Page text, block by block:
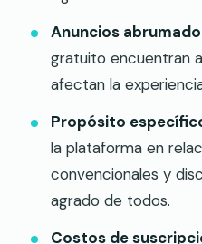
Anuncios
gratuito encuentran
afectan la
Propósito
la plataforma en
convencionales y
agrado de todos.
Costos de